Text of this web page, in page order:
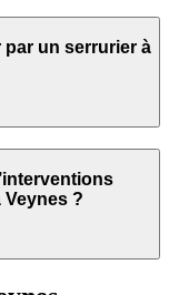
par un serrurier à
?